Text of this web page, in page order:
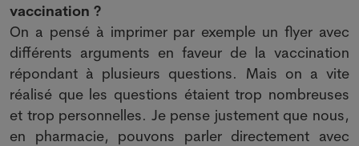
vaccination ?
On a pensé à imprimer par exemple un flyer avec
différents arguments en faveur de la vaccination
répondant à plusieurs questions. Mais on a vite
réalisé que les questions étaient trop nombreuses
et trop personnelles. Je pense justement que nous,
en pharmacie, pouvons parler directement avec